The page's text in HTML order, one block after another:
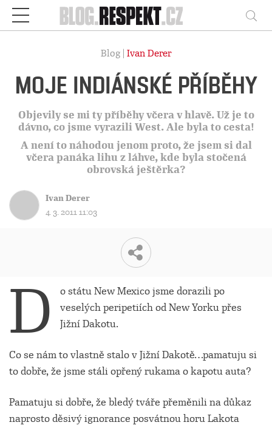
Respekt
Blog | Ivan Derer
MOJE INDIÁNSKÉ PŘÍBĚHY
Objevily se mi ty příběhy včera v hlavě. Už je to
dávno, co jsme vyrazili West. Ale byla to cesta!
A není to náhodou jenom proto, že jsem si dal
včera panáka lihu z láhve, kde byla stočená
obrovská ještěrka?
Ivan Derer
4. 3. 2011 11:03
D
o státu New Mexico jsme dorazili po
veselých peripetiích od New Yorku přes
Jižní Dakotu.
Co se nám to vlastně stalo v Jižní Dakotě…pamatuju si
to dobře, že jsme stáli opřený rukama o kapotu auta?
Pamatuju si dobře, že bledý tváře přeměnili na důkaz
naprosto děsivý ignorance posvátnou horu Lakota